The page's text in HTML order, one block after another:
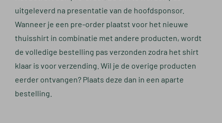
uitgeleverd na presentatie van de hoofdsponsor.
Wanneer je een pre-order plaatst voor het nieuwe
thuisshirt in combinatie met andere producten, wordt
de volledige bestelling pas verzonden zodra het shirt
klaar is voor verzending. Wil je de overige producten
eerder ontvangen? Plaats deze dan in een aparte
bestelling.